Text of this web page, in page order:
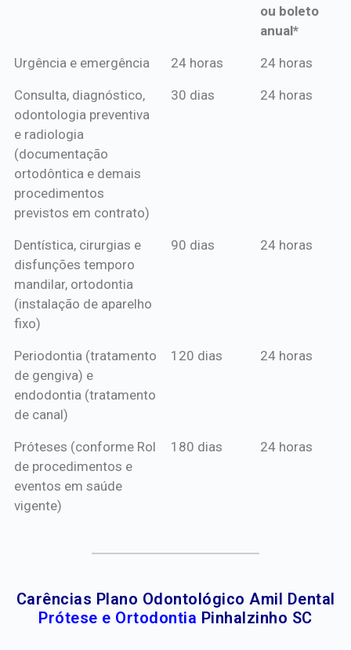
ou boleto
anual*
*Procedimentos Amil
*Pagamento
mensal*
*Pagamento
de crédito
Urgência e emergência 24 horas 24 horas
Consulta, diagnóstico,
odontologia preventiva
e radiologia
(documentação
ortodôntica e demais
procedimentos
previstos em contrato)
30 dias 24 horas
Dentística, cirurgias e
disfunções temporo
mandilar, ortodontia
(instalação de aparelho
fixo)
90 dias 24 horas
Periodontia (tratamento
de gengiva) e
endodontia (tratamento
de canal)
120 dias 24 horas
Próteses (conforme Rol
de procedimentos e
eventos em saúde
vigente)
180 dias 24 horas
Carências Plano Odontológico Amil Dental
Prótese e Ortodontia Pinhalzinho SC